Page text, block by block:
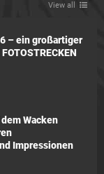
View all
– ein großartiger
Wacken
Impressionen